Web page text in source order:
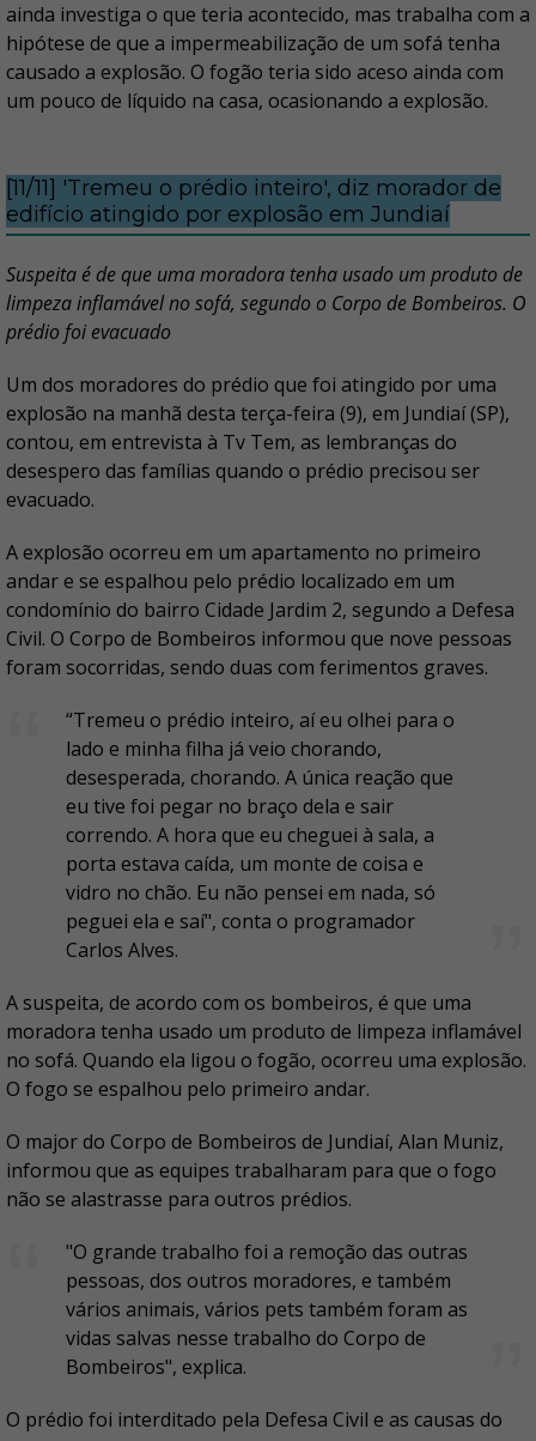
ainda investiga o que teria acontecido, mas trabalha com a
hipótese de que a impermeabilização de um sofá tenha
causado a explosão. O fogão teria sido aceso ainda com
um pouco de líquido na casa, ocasionando a explosão.
[11/11] 'Tremeu o prédio inteiro', diz morador de
edifício atingido por explosão em Jundiaí
Suspeita é de que uma moradora tenha usado um produto de
limpeza inflamável no sofá, segundo o Corpo de Bombeiros. O
prédio foi evacuado
Um dos moradores do prédio que foi atingido por uma
explosão na manhã desta terça-feira (9), em Jundiaí (SP),
contou, em entrevista à Tv Tem, as lembranças do
desespero das famílias quando o prédio precisou ser
evacuado.
A explosão ocorreu em um apartamento no primeiro
andar e se espalhou pelo prédio localizado em um
condomínio do bairro Cidade Jardim 2, segundo a Defesa
Civil. O Corpo de Bombeiros informou que nove pessoas
foram socorridas, sendo duas com ferimentos graves.
“Tremeu o prédio inteiro, aí eu olhei para o
lado e minha filha já veio chorando,
desesperada, chorando. A única reação que
eu tive foi pegar no braço dela e sair
correndo. A hora que eu cheguei à sala, a
porta estava caída, um monte de coisa e
vidro no chão. Eu não pensei em nada, só
peguei ela e saí", conta o programador
Carlos Alves.
A suspeita, de acordo com os bombeiros, é que uma
moradora tenha usado um produto de limpeza inflamável
no sofá. Quando ela ligou o fogão, ocorreu uma explosão.
O fogo se espalhou pelo primeiro andar.
O major do Corpo de Bombeiros de Jundiaí, Alan Muniz,
informou que as equipes trabalharam para que o fogo
não se alastrasse para outros prédios.
"O grande trabalho foi a remoção das outras
pessoas, dos outros moradores, e também
vários animais, vários pets também foram as
vidas salvas nesse trabalho do Corpo de
Bombeiros", explica.
O prédio foi interditado pela Defesa Civil e as causas do